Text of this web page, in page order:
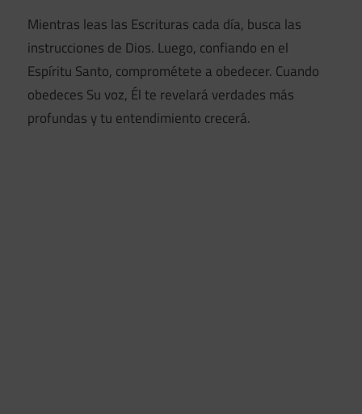
Mientras leas las Escrituras cada día, busca las
instrucciones de Dios. Luego, confiando en el
Espíritu Santo, comprométete a obedecer. Cuando
obedeces Su voz, Él te revelará verdades más
profundas y tu entendimiento crecerá.